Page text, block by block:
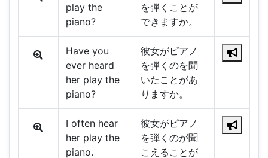
play the
piano?
を弾くことが
できますか。
Have you
ever heard
her play the
piano?
彼女がピアノ
を弾くのを聞
いたことがあ
りますか。
I often hear
her play the
piano.
彼女がピアノ
を弾くのが聞
こえることが